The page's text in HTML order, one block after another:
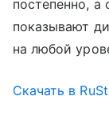
постепенно, а
показывают
на любой
Скачать в